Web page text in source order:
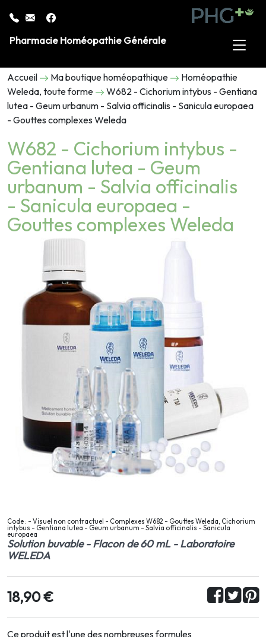
Pharmacie Homéopathie Générale
Accueil Ma boutique homéopathique
Homéopathie
Weleda, toute forme
W682 - Cichorium intybus - Gentiana
lutea - Geum urbanum - Salvia officinalis - Sanicula europaea
- Gouttes complexes Weleda
W682 - Cichorium intybus -
Gentiana lutea - Geum
urbanum - Salvia officinalis
- Sanicula europaea -
Gouttes complexes Weleda
Code : - Visuel non contractuel - Complexes W682 - Gouttes Weleda, Cichorium
intybus - Gentiana lutea - Geum urbanum - Salvia officinalis - Sanicula
europaea
Solution buvable - Flacon de 60 mL - Laboratoire
WELEDA
18,90 €
Ce produit est l'une des nombreuses formules